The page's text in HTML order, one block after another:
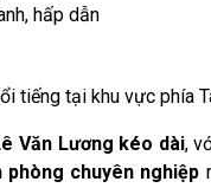
hấp dẫn
tiếng tại khu vực phía
Văn Lương kéo dài,
phòng chuyên nghiệp